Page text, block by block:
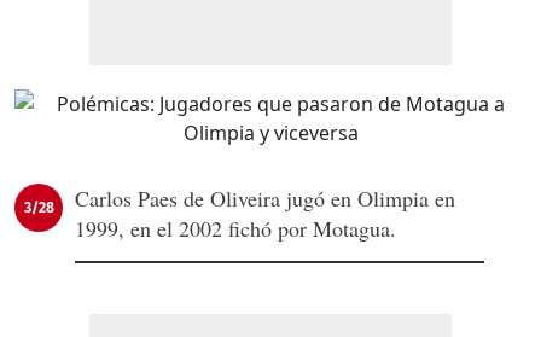
3/28
Carlos Paes de Oliveira jugó en Olimpia en
1999, en el 2002 fichó por Motagua.